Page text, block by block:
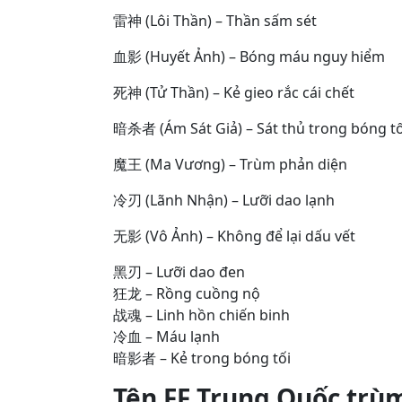
雷神 (Lôi Thần) – Thần sấm sét
血影 (Huyết Ảnh) – Bóng máu nguy hiểm
死神 (Tử Thần) – Kẻ gieo rắc cái chết
暗杀者 (Ám Sát Giả) – Sát thủ trong bóng
魔王 (Ma Vương) – Trùm phản diện
冷刃 (Lãnh Nhận) – Lưỡi dao lạnh
无影 (Vô Ảnh) – Không để lại dấu vết
黑刃 – Lưỡi dao đen
狂龙 – Rồng cuồng nộ
战魂 – Linh hồn chiến binh
冷血 – Máu lạnh
暗影者 – Kẻ trong bóng tối